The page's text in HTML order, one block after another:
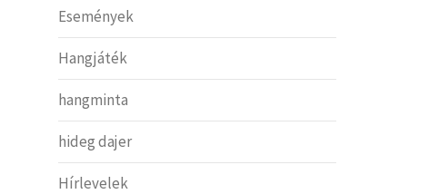
Események
Hangjáték
hangminta
hideg dajer
Hírlevelek